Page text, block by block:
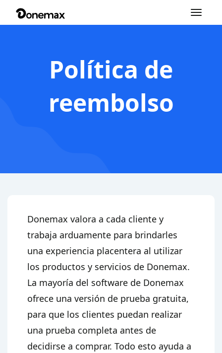
Cambiar
Política de
reembolso
Donemax valora a cada cliente y
trabaja arduamente para brindarles
una experiencia placentera al utilizar
los productos y servicios de Donemax.
La mayoría del software de Donemax
ofrece una versión de prueba gratuita,
para que los clientes puedan realizar
una prueba completa antes de
decidirse a comprar. Todo esto ayuda a